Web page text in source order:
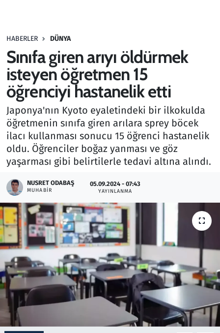
HABERLER DÜNYA
Sınıfa giren arıyı öldürmek
isteyen öğretmen 15
öğrenciyi hastanelik etti
Japonya'nın Kyoto eyaletindeki bir ilkokulda
öğretmenin sınıfa giren arılara sprey böcek
ilacı kullanması sonucu 15 öğrenci hastanelik
oldu. Öğrenciler boğaz yanması ve göz
yaşarması gibi belirtilerle tedavi altına alındı.
NUSRET ODABAŞ
MUHABIR
05.09.2024 - 07:43
YAYINLANMA
Haber
Kültür Sanat
Kurumsal Haberler
Lezzet Durağı
Memur ve Kamu
Otomobil
Oyun
Ramazan
Resmi İlanlar
Rüya Tabirleri
Sağlık